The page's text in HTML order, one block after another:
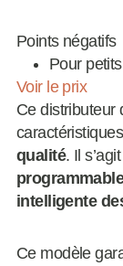
Points négatifs
Pour
Voir le prix
Ce distributeur
caractéristiques
qualité. Il
intelligente
Ce modèle